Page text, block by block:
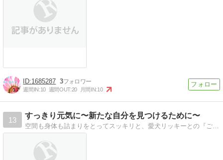
1685287 3
週間IN:10 週間OUT:20 月間IN:10
13
すっきり元気に〜新たな自分を見つけるために〜
空間も身体も詰まりをとってスッキリと、愛犬リッキーとの『ごきげん』日々を綴ります。